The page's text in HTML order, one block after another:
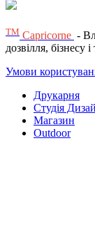
ТМ Capricorne -
дозвілля, бізнесу
Умови
Друкарня
Студія
Магазин
Outdoor